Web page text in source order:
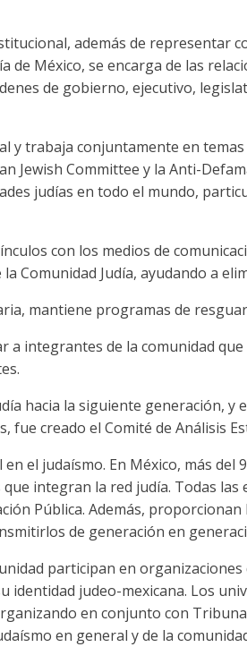
además de representar
de México, se encarga de las
de gobierno, ejecutivo,
y trabaja conjuntamente en
Jewish Committee y la Anti-
judías en todo el mundo,
con los medios de
Comunidad Judía, ayudando a
mantiene programas de
a integrantes de la comunidad
hacia la siguiente generación, y
creado el Comité de Análisis
el judaísmo. En México, más del
integran la red judía. Todas las
Pública. Además,
de generación en
participan en
judeo-mexicana. Los
en conjunto con
en general y de la